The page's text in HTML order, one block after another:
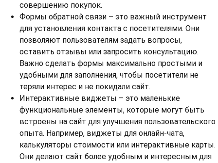
совершению покупок.
Формы обратной связи – это важный инструмент
для установления контакта с посетителями. Они
позволяют пользователям задать вопросы,
оставить отзывы или запросить консультацию.
Важно сделать формы максимально простыми и
удобными для заполнения, чтобы посетители не
теряли интерес и не покидали сайт.
Интерактивные виджеты – это маленькие
функциональные элементы, которые могут быть
встроены на сайт для улучшения пользовательского
опыта. Например, виджеты для онлайн-чата,
калькуляторы стоимости или интерактивные карты.
Они делают сайт более удобным и интересным для